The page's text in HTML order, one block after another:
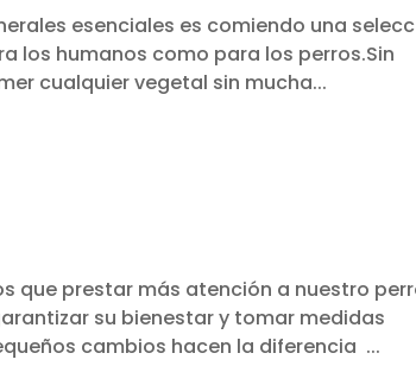
esenciales es comiendo una
los humanos como para los perros.Sin
cualquier vegetal sin mucha...
que prestar más atención a nuestro
su bienestar y tomar medidas
cambios hacen la diferencia ...